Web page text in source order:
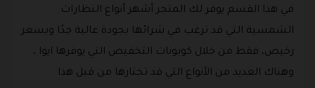
في هذا القسم يوفر لك المتجر أشهر أنواع النظارات
الشمسية التي قد ترغب في شرائها بجودة عالية جدًا وبسعر
رخيص، فقط من خلال كوبونات التخفيض التي يوفرها ايوا ،
وهناك العديد من الأنواع التي قد تختارها من قبل هذا